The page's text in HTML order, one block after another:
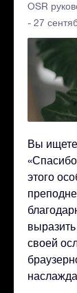
OSR
- 27
Вы ищете
этого
своей